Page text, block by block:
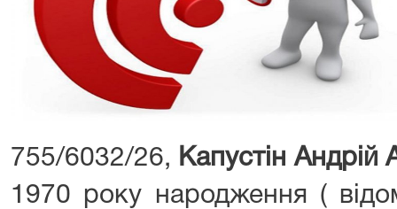
755/6032/26, Капустін Андрій
1970 року народження (